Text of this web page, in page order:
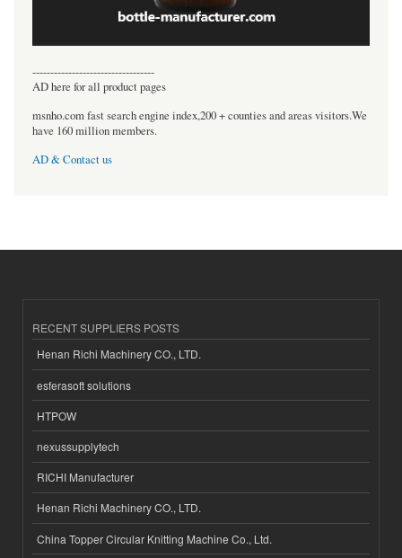
----------------------------------
AD here for all product pages
msnho.com fast search engine index,200 + counties and areas visitors.We
have 160 million members.
AD & Contact us
RECENT SUPPLIERS POSTS
Henan Richi Machinery CO., LTD.
esferasoft solutions
HTPOW
nexussupplytech
RICHI Manufacturer
Henan Richi Machinery CO., LTD.
China Topper Circular Knitting Machine Co., Ltd.